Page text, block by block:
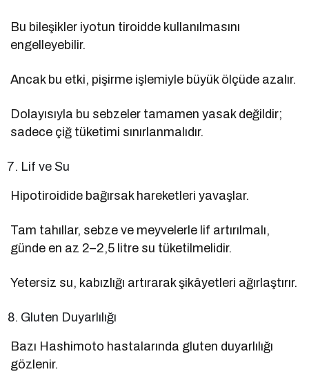
Bu bileşikler iyotun tiroidde kullanılmasını
engelleyebilir.
Ancak bu etki, pişirme işlemiyle büyük ölçüde azalır.
Dolayısıyla bu sebzeler tamamen yasak değildir;
sadece çiğ tüketimi sınırlanmalıdır.
Lif ve Su
Hipotiroidide bağırsak hareketleri yavaşlar.
Tam tahıllar, sebze ve meyvelerle lif artırılmalı,
günde en az 2–2,5 litre su tüketilmelidir.
Yetersiz su, kabızlığı artırarak şikâyetleri ağırlaştırır.
Gluten Duyarlılığı
Bazı Hashimoto hastalarında gluten duyarlılığı
gözlenir.